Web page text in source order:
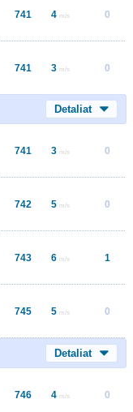
741 4 m/s 0
741 3 m/s 0
Detaliat
741 3 m/s 0
742 5 m/s 0
743 6 m/s 1
745 5 m/s 0
Detaliat
746 4 m/s 0